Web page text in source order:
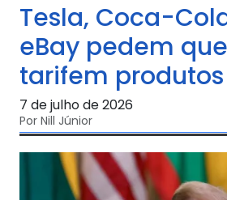
Tesla, Coca-
eBay pedem
tarifem produtos
7 de julho de 2026
Por Nill Júnior